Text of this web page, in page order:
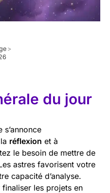
>
du jour
réflexion et à
le besoin de mettre de
astres favorisent votre
capacité d’analyse.
finaliser les projets en